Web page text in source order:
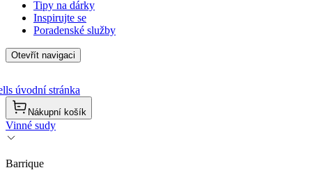
Tipy na dárky
Inspirujte se
Poradenské služby
Otevřít navigaci
úvodní stránka
Nákupní košík
Vinné sudy
Barrique